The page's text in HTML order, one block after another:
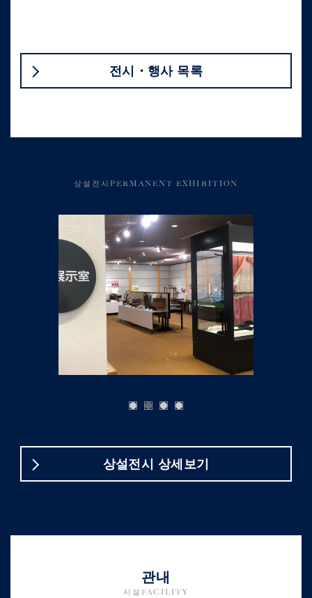
전시・행사 목록
상설전시PERMANENT EXHIBITION
상설전시 상세보기
관내
시설FACILITY